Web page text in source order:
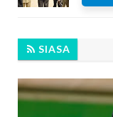
SIASA